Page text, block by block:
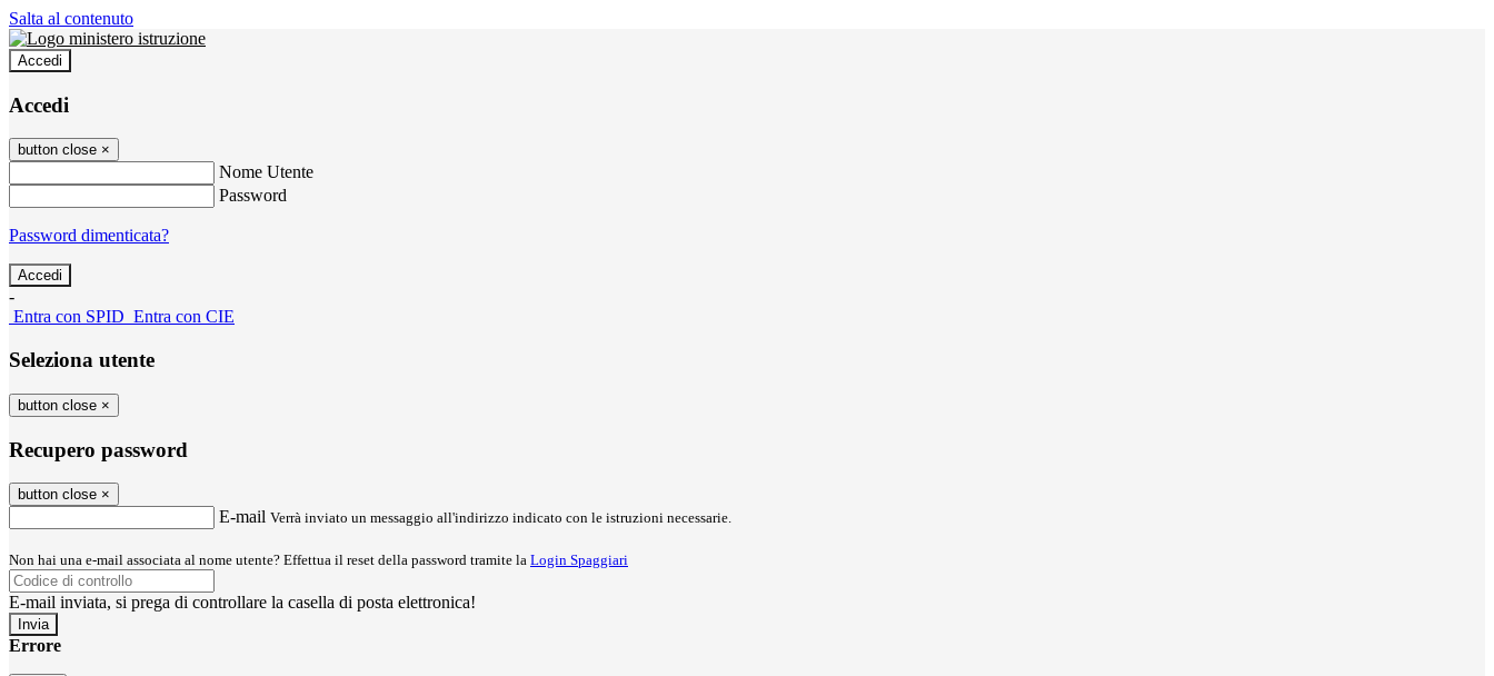
Salta al contenuto
Accedi
Accedi
button close ×
Nome Utente
Password
Password dimenticata?
-
Entra con SPID Entra con CIE
Seleziona utente
button close ×
Recupero password
button close ×
E-mail Verrà inviato un messaggio all'indirizzo indicato con le istruzioni necessarie.
Non hai una e-mail associata al nome utente? Effettua il reset della password tramite la Login Spaggiari
E-mail inviata, si prega di controllare la casella di posta elettronica!
Errore